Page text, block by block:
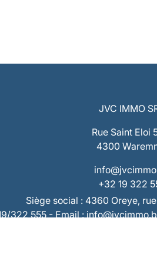
JVC IMMO
Rue Saint Eloi
4300
+32 19 322
Siège social : 4360 Oreye,
322 555 - Email :